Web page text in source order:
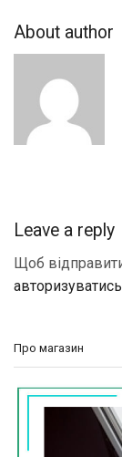
About author
Leave a reply
Щоб
авторизуватись
Про магазин